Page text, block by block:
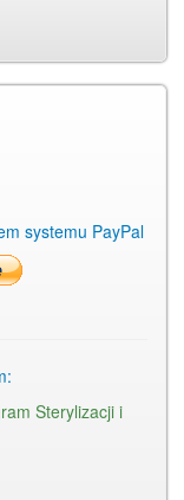
systemu PayPal
Sterylizacji i